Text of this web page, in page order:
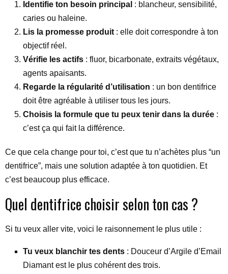
Identifie ton besoin principal : blancheur, sensibilité,
caries ou haleine.
Lis la promesse produit : elle doit correspondre à ton
objectif réel.
Vérifie les actifs : fluor, bicarbonate, extraits végétaux,
agents apaisants.
Regarde la régularité d’utilisation : un bon dentifrice
doit être agréable à utiliser tous les jours.
Choisis la formule que tu peux tenir dans la durée :
c’est ça qui fait la différence.
Ce que cela change pour toi, c’est que tu n’achètes plus “un
dentifrice”, mais une solution adaptée à ton quotidien. Et
c’est beaucoup plus efficace.
Quel dentifrice choisir selon ton cas ?
Si tu veux aller vite, voici le raisonnement le plus utile :
Tu veux blanchir tes dents : Douceur d’Argile d’Email
Diamant est le plus cohérent des trois.